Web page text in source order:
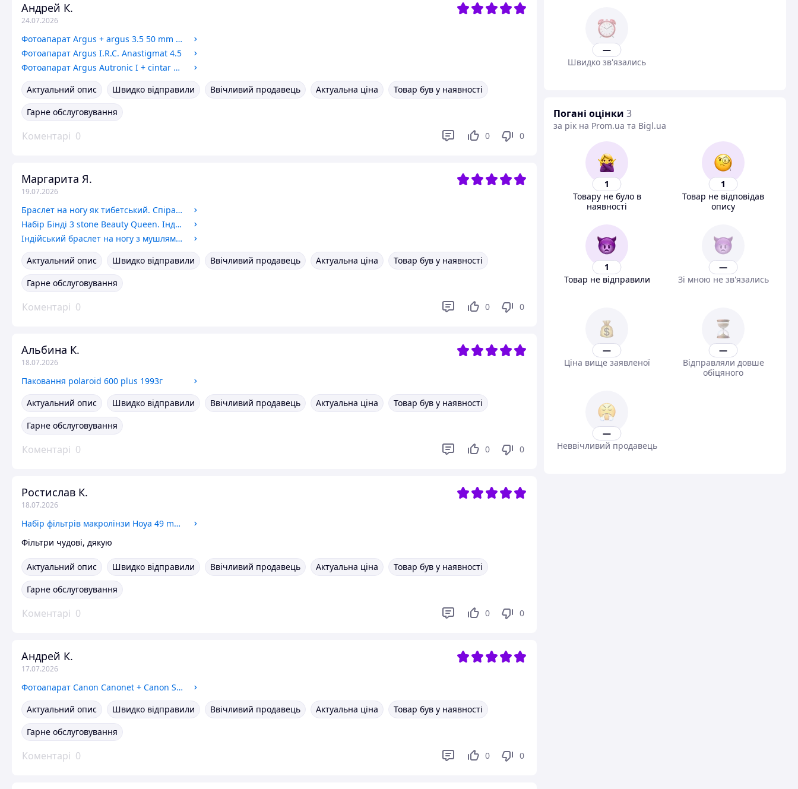
Андрей К.
24.07.2026
Фотоапарат Argus + argus 3.5 50 mm + кофр
Фотоапарат Argus I.R.C. Anastigmat 4.5
Фотоапарат Argus Autronic I + cintar 2.8 50 mm + кофр (без експонометра)
Актуальний опис
Швидко відправили Ввічливий продавець Актуальна ціна
Товар був у наявності
Гарне обслуговування
Коментарі 0 0 0
Маргарита Я.
19.07.2026
Браслет на ногу як тибетський. Спіральки, корал, кістка. довжина 22,5 +3 см
Набір Бінді 3 stone Beauty Queen. Індична прикраса на лоб зі стразами 16 мм
Індійський браслет на ногу з мушлями Каурі
Актуальний опис
Швидко відправили Ввічливий продавець Актуальна ціна
Товар був у наявності
Гарне обслуговування
Коментарі 0 0 0
Альбина К.
18.07.2026
Паковання polaroid 600 plus 1993г
Актуальний опис
Швидко відправили Ввічливий продавець Актуальна ціна
Товар був у наявності
Гарне обслуговування
Коментарі 0 0 0
Ростислав К.
18.07.2026
Набір фільтрів макролінзи Hoya 49 mm +1 +2 +4
Фільтри чудові, дякую
Актуальний опис Швидко відправили Ввічливий продавець Актуальна ціна
Товар був у наявності
Гарне обслуговування
Коментарі 0 0 0
Андрей К.
17.07.2026
Фотоапарат Canon Canonet + Canon SE 45 mm 1.9
Актуальний опис
Швидко відправили Ввічливий продавець Актуальна ціна
Товар був у наявності
Гарне обслуговування
Коментарі 0 0 0
—
Швидко зв'язались
Погані оцінки 3
за рік на Prom.ua та Bigl.ua
1
Товару не було в
наявності
1
Товар не відповідав
опису
1
Товар не відправили
—
Зі мною не зв'язались
—
Ціна вище заявленої
—
Відправляли довше
обіцяного
—
Неввічливий продавець